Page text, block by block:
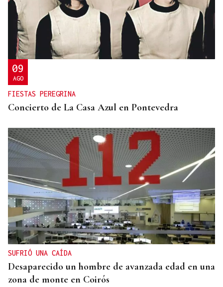
09
AGO
FIESTAS PEREGRINA
Concierto de La Casa Azul en Pontevedra
SUFRIÓ UNA CAÍDA
Desaparecido un hombre de avanzada edad en una
zona de monte en Coirós